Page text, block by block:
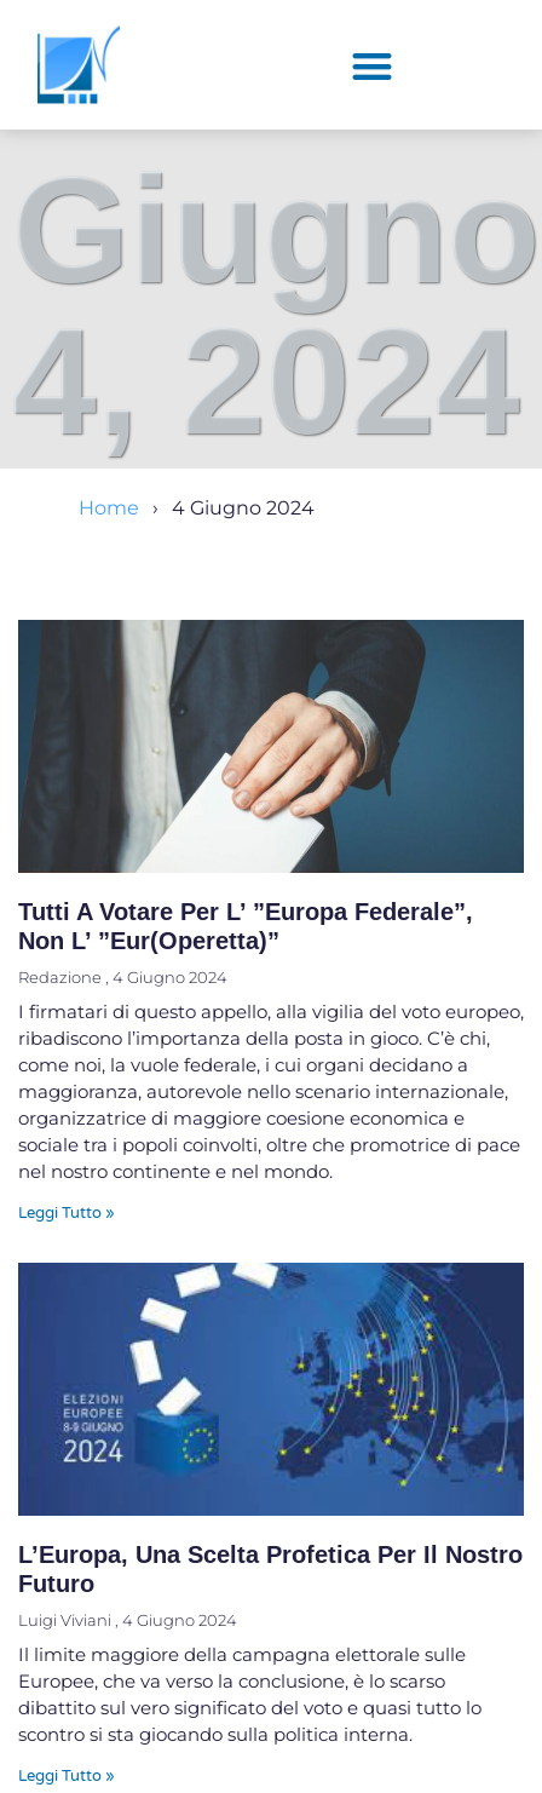
Giugno
4, 2024
Home 4 Giugno 2024
Tutti A Votare Per L’ ”Europa Federale”,
Non L’ ”Eur(operetta)”
Redazione 4 Giugno 2024
I firmatari di questo appello, alla vigilia del voto europeo,
ribadiscono l’importanza della posta in gioco. C’è chi,
come noi, la vuole federale, i cui organi decidano a
maggioranza, autorevole nello scenario internazionale,
organizzatrice di maggiore coesione economica e
sociale tra i popoli coinvolti, oltre che promotrice di pace
nel nostro continente e nel mondo.
Leggi Tutto »
L’Europa, Una Scelta Profetica Per Il Nostro
Futuro
Luigi Viviani 4 Giugno 2024
Il limite maggiore della campagna elettorale sulle
Europee, che va verso la conclusione, è lo scarso
dibattito sul vero significato del voto e quasi tutto lo
scontro si sta giocando sulla politica interna.
Leggi Tutto »